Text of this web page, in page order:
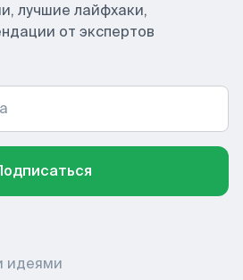
лучшие лайфхаки,
от экспертов
идеями